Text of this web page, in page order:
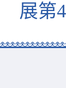
展第